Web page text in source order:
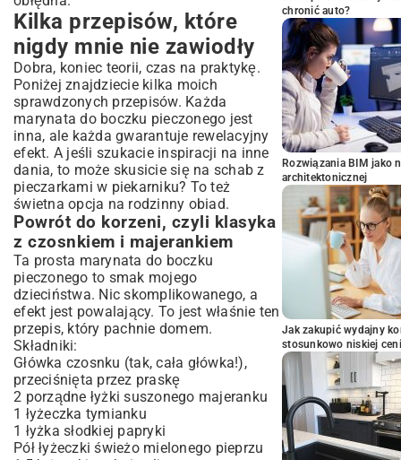
Kilka przepisów, które
nigdy mnie nie zawiodły
Dobra, koniec teorii, czas na praktykę.
Poniżej znajdziecie kilka moich
sprawdzonych przepisów. Każda
marynata do boczku pieczonego jest
inna, ale każda gwarantuje rewelacyjny
efekt. A jeśli szukacie inspiracji na inne
dania, to może skusicie się na schab z
pieczarkami w piekarniku? To też
świetna opcja na rodzinny obiad.
Powrót do korzeni, czyli klasyka
z czosnkiem i majerankiem
Ta prosta marynata do boczku
pieczonego to smak mojego
dzieciństwa. Nic skomplikowanego, a
efekt jest powalający. To jest właśnie ten
przepis, który pachnie domem.
Składniki:
Główka czosnku (tak, cała główka!),
przeciśnięta przez praskę
2 porządne łyżki suszonego majeranku
1 łyżeczka tymianku
1 łyżka słodkiej papryki
Pół łyżeczki świeżo mielonego pieprzu
chronić auto?
Rozwiązania BIM jako
architektonicznej
Jak zakupić wydajny
stosunkowo niskiej